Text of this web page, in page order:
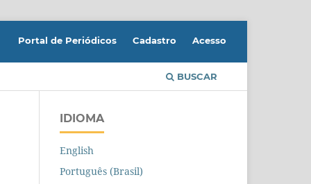
BUSCAR
Portal de Periódicos Cadastro Acesso
IDIOMA
English
Português (Brasil)